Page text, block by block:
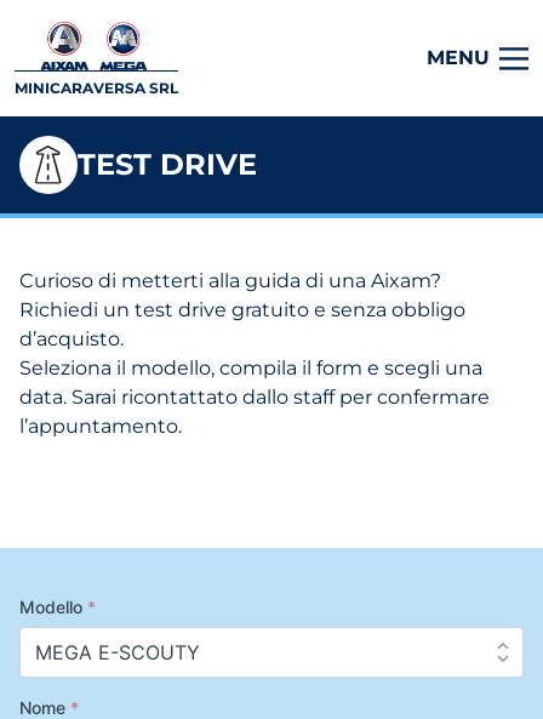
MINICARAVERSA SRL
MENU
TEST DRIVE
Curioso di metterti alla guida di una Aixam?
Richiedi un test drive gratuito e senza obbligo
d’acquisto.
Seleziona il modello, compila il form e scegli una
data. Sarai ricontattato dallo staff per confermare
l’appuntamento.
Modello *
Nome *